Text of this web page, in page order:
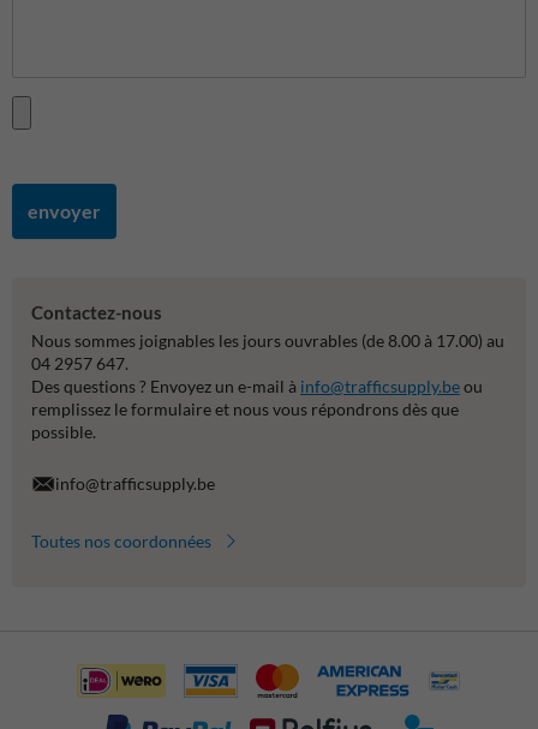
envoyer
Contactez-nous
Nous sommes joignables les jours ouvrables (de 8.00 à 17.00) au
04 2957 647.
Des questions ? Envoyez un e-mail à info@trafficsupply.beou
remplissez le formulaire et nous vous répondrons dès que
possible.
info@trafficsupply.be
Toutes nos coordonnées